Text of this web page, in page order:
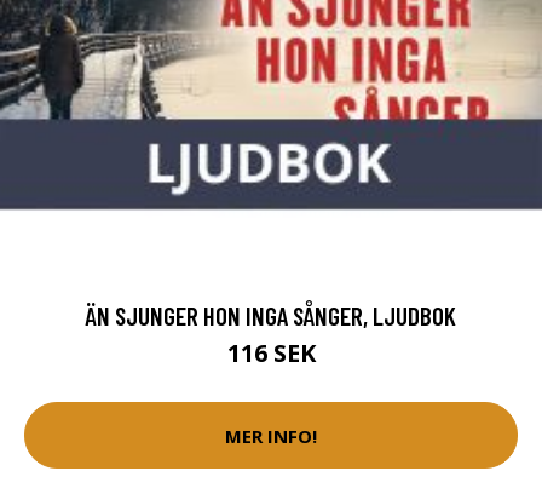
ÄN SJUNGER HON INGA SÅNGER, LJUDBOK
116 SEK
MER INFO!